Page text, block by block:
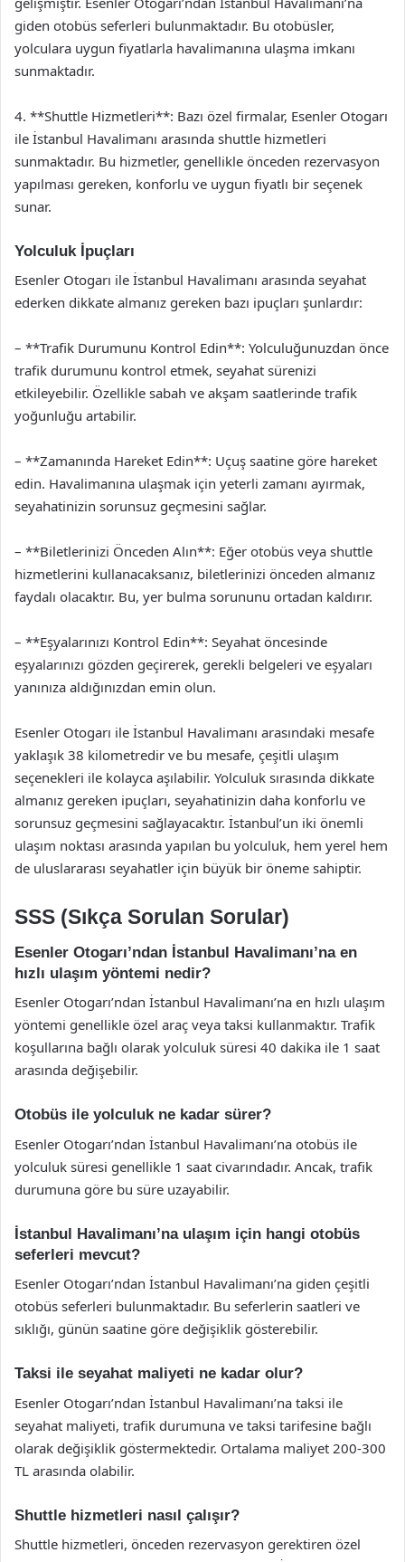
giden otobüs seferleri bulunmaktadır. Bu otobüsler,
yolculara uygun fiyatlarla havalimanına ulaşma imkanı
sunmaktadır.
4. **Shuttle Hizmetleri**: Bazı özel firmalar, Esenler Otogarı
ile İstanbul Havalimanı arasında shuttle hizmetleri
sunmaktadır. Bu hizmetler, genellikle önceden rezervasyon
yapılması gereken, konforlu ve uygun fiyatlı bir seçenek
sunar.
Yolculuk İpuçları
Esenler Otogarı ile İstanbul Havalimanı arasında seyahat
ederken dikkate almanız gereken bazı ipuçları şunlardır:
– **Trafik Durumunu Kontrol Edin**: Yolculuğunuzdan önce
trafik durumunu kontrol etmek, seyahat sürenizi
etkileyebilir. Özellikle sabah ve akşam saatlerinde trafik
yoğunluğu artabilir.
– **Zamanında Hareket Edin**: Uçuş saatine göre hareket
edin. Havalimanına ulaşmak için yeterli zamanı ayırmak,
seyahatinizin sorunsuz geçmesini sağlar.
– **Biletlerinizi Önceden Alın**: Eğer otobüs veya shuttle
hizmetlerini kullanacaksanız, biletlerinizi önceden almanız
faydalı olacaktır. Bu, yer bulma sorununu ortadan kaldırır.
– **Eşyalarınızı Kontrol Edin**: Seyahat öncesinde
eşyalarınızı gözden geçirerek, gerekli belgeleri ve eşyaları
yanınıza aldığınızdan emin olun.
Esenler Otogarı ile İstanbul Havalimanı arasındaki mesafe
yaklaşık 38 kilometredir ve bu mesafe, çeşitli ulaşım
seçenekleri ile kolayca aşılabilir. Yolculuk sırasında dikkate
almanız gereken ipuçları, seyahatinizin daha konforlu ve
sorunsuz geçmesini sağlayacaktır. İstanbul’un iki önemli
ulaşım noktası arasında yapılan bu yolculuk, hem yerel hem
de uluslararası seyahatler için büyük bir öneme sahiptir.
SSS (Sıkça Sorulan Sorular)
Esenler Otogarı’ndan İstanbul Havalimanı’na en
hızlı ulaşım yöntemi nedir?
Esenler Otogarı’ndan İstanbul Havalimanı’na en hızlı ulaşım
yöntemi genellikle özel araç veya taksi kullanmaktır. Trafik
koşullarına bağlı olarak yolculuk süresi 40 dakika ile 1 saat
arasında değişebilir.
Otobüs ile yolculuk ne kadar sürer?
Esenler Otogarı’ndan İstanbul Havalimanı’na otobüs ile
yolculuk süresi genellikle 1 saat civarındadır. Ancak, trafik
durumuna göre bu süre uzayabilir.
İstanbul Havalimanı’na ulaşım için hangi otobüs
seferleri mevcut?
Esenler Otogarı’ndan İstanbul Havalimanı’na giden çeşitli
otobüs seferleri bulunmaktadır. Bu seferlerin saatleri ve
sıklığı, günün saatine göre değişiklik gösterebilir.
Taksi ile seyahat maliyeti ne kadar olur?
Esenler Otogarı’ndan İstanbul Havalimanı’na taksi ile
seyahat maliyeti, trafik durumuna ve taksi tarifesine bağlı
olarak değişiklik göstermektedir. Ortalama maliyet 200-300
TL arasında olabilir.
Shuttle hizmetleri nasıl çalışır?
Shuttle hizmetleri, önceden rezervasyon gerektiren özel